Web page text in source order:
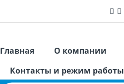
Главная О компании
Контакты и режим работы